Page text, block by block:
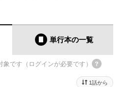
単行本の一覧
象です（ログインが必要です）
1話から